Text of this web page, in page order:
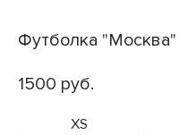
Футболка "Москва"
1500 руб.
XS